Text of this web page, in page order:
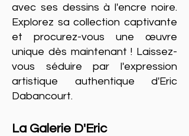
avec ses dessins à l'encre noire.
Explorez sa collection captivante
et procurez-vous une œuvre
unique dès maintenant ! Laissez-
vous séduire par l'expression
artistique authentique d'Eric
Dabancourt.
La Galerie D'Eric